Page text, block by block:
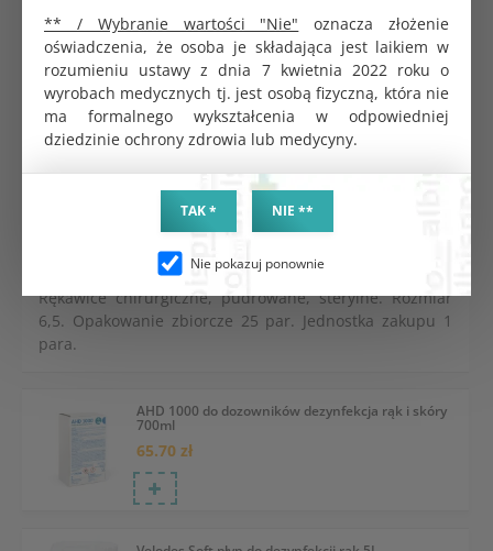
** / Wybranie wartości "Nie" oznacza złożenie
oświadczenia, że osoba je składająca jest laikiem w
rozumieniu ustawy z dnia 7 kwietnia 2022 roku o
wyrobach medycznych tj. jest osobą fizyczną, która nie
ma formalnego wykształcenia w odpowiedniej
dziedzinie ochrony zdrowia lub medycyny.
TAK * NIE **
Nie pokazuj ponownie
AHD 1000 do dozowników dezynfekcja rąk i skóry
700ml
65.70 zł
Opakowanie
zbiorcze
50 par
Odpowiedzialność za zgodność
Mercator Medical S.A., H. Modrzejewskiej
30, 31-327 Kraków, Polska
[email protected]
Rękawice chirurgiczne, pudrowane, sterylne. Rozmiar
6,5. Opakowanie zbiorcze 25 par. Jednostka zakupu 1
para.